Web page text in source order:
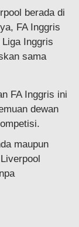
berada di
FA Inggris
Inggris
sama
FA Inggris ini
dewan
maupun